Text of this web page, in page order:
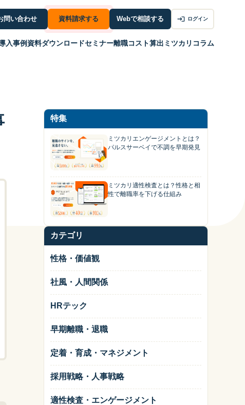
入事例資料ダウンロードセミナー離職コスト算出 ミツカリコラム
問い合わせ 資料請求する Webで相談する ログイン
特集
ミツカリエンゲージメントとは？
パルスサーベイで不調を早期発見
ミツカリ適性検査とは？性格と相
性で離職率を下げる仕組み
カテゴリ
性格・価値観
社風・人間関係
HRテック
早期離職・退職
定着・育成・マネジメント
採用戦略・人事戦略
適性検査・エンゲージメント